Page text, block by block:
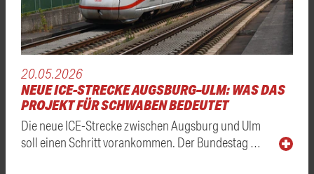
20.05.2026
NEUE ICE-STRECKE AUGSBURG–ULM: WAS DAS
PROJEKT FÜR SCHWABEN BEDEUTET
Die neue ICE-Strecke zwischen Augsburg und Ulm
soll einen Schritt vorankommen. Der Bundestag …